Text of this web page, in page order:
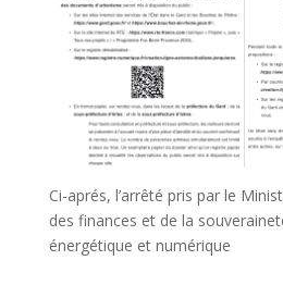
Ci-aprés, l’arrêté pris par le
des finances et de la
énergétique et numérique